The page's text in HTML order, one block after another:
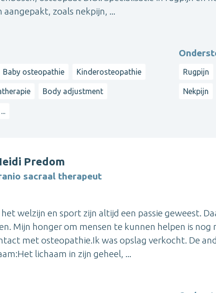
zoals nekpijn, ...
Baby osteopathie Kinderosteopathie
Body adjustment
...
Rugpijn
Nekpijn
Predom
sacraal therapeut
welzijn en sport zijn altijd een passie geweest.
Mijn honger om mensen te kunnen helpen is nog
met osteopathie.Ik was opslag verkocht. De
lichaam in zijn geheel, ...